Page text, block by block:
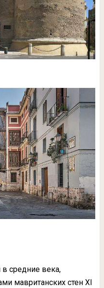
средние века,
мавританских стен XI